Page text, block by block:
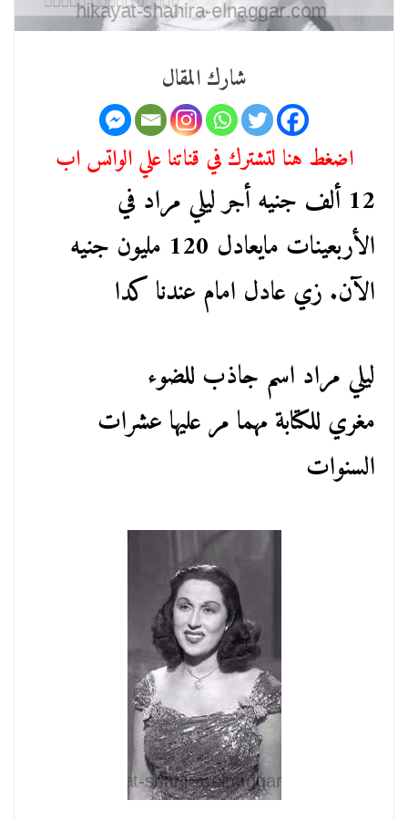
شارك المقال
اضغط هنا لتشترك في قناتنا علي الواتس اب
12 ألف جنيه أجر ليلي مراد في
الأربعينات مايعادل 120 مليون جنيه
الآن. زي عادل امام عندنا كدا
ليلي مراد اسم جاذب للضوء
مغري للكتابة مهما مر عليها عشرات
السنوات